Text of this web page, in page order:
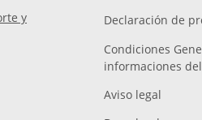
y
Declaración de
Condiciones
informaciones
Aviso legal